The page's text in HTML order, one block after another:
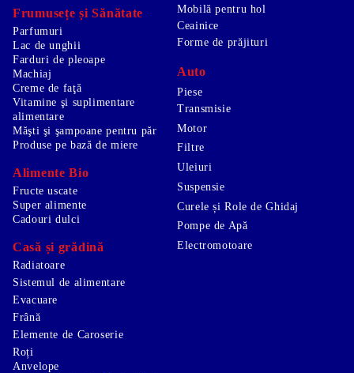
Frumusețe și Sănătate
Parfumuri
Lac de unghii
Farduri de pleoape
Machiaj
Creme de faţă
Vitamine şi suplimentare
alimentare
Măşti şi şampoane pentru păr
Produse pe bază de miere
Alimente Bio
Fructe uscate
Super alimente
Cadouri dulci
Casă și grădină
Mobilă pentru hol
Ceainice
Forme de prăjituri
Auto
Piese
Transmisie
Motor
Filtre
Uleiuri
Suspensie
Curele și Role de Ghidaj
Pompe de Apă
Electromotoare
Radiatoare
Sistemul de alimentare
Evacuare
Frână
Elemente de Caroserie
Roți
Anvelope